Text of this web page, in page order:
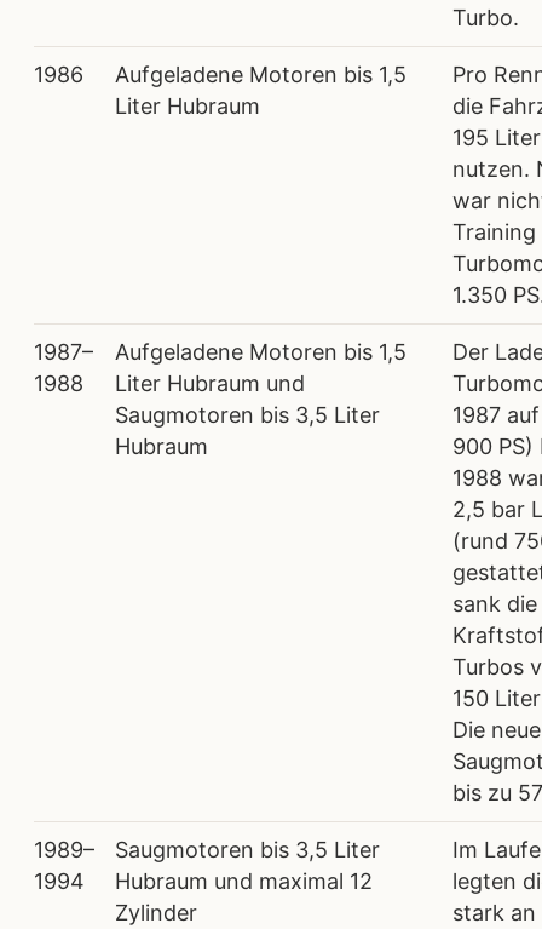
Turbo.
1986
Aufgeladene Motoren bis 1,5
Liter Hubraum
Pro
die
195
nutzen.
war
Training
1.350
1987–
1988
Aufgeladene Motoren bis 1,5
Liter Hubraum und
Saugmotoren bis 3,5 Liter
Hubraum
Der
1987
900
1988
2,5 bar
(rund
sank
Turbos
150
Die
bis zu
1989–
1994
Saugmotoren bis 3,5 Liter
Hubraum und maximal 12
Zylinder
Im
legten
stark an